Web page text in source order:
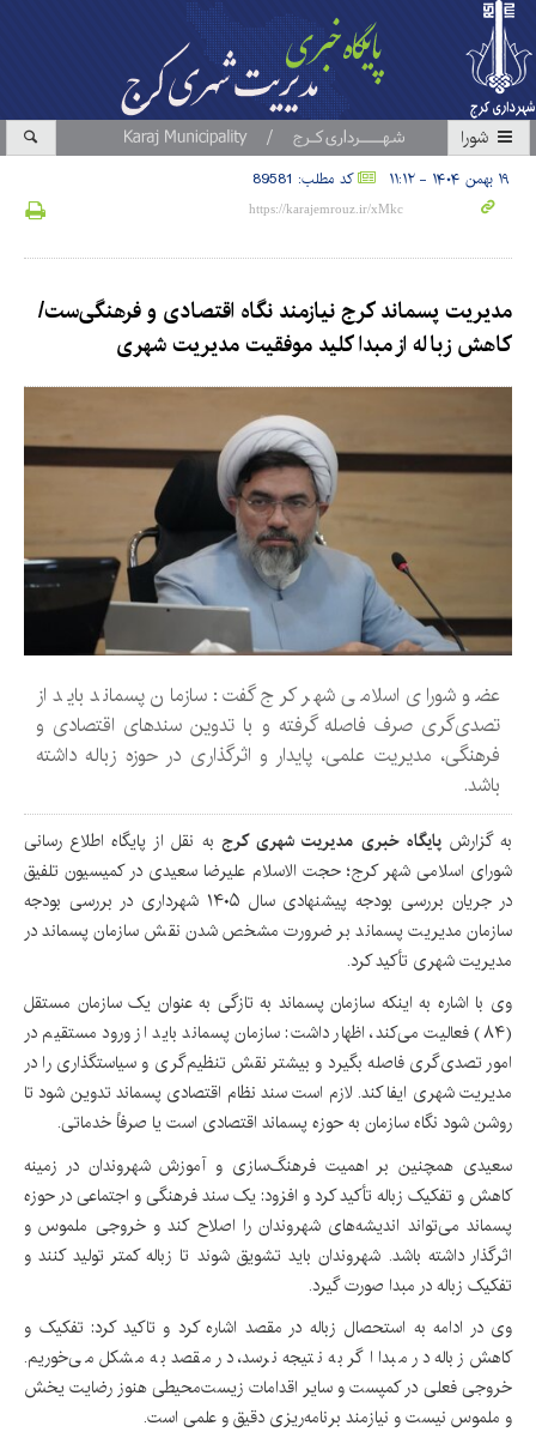
شورا
۱۹ بهمن ۱۴۰۴ - ۱۱:۱۲ کد مطلب: 89581
مدیریت پسماند کرج نیازمند نگاه اقتصادی و فرهنگی‌ست/
کاهش زباله از مبدا کلید موفقیت مدیریت شهری
عضو شورای اسلامی شهر کرج گفت: سازمان پسماند باید از
تصدی‌گری صرف فاصله گرفته و با تدوین سندهای اقتصادی و
فرهنگی، مدیریت علمی، پایدار و اثرگذاری در حوزه زباله داشته
باشد.
به گزارش پایگاه خبری مدیریت شهری کرج به نقل از پایگاه اطلاع رسانی
شورای اسلامی شهر کرج؛ حجت الاسلام علیرضا سعیدی در کمیسیون تلفیق
در جریان بررسی بودجه پیشنهادی سال ۱۴۰۵ شهرداری در بررسی بودجه
سازمان مدیریت پسماند بر ضرورت مشخص شدن نقش سازمان پسماند در
مدیریت شهری تأکید کرد.
وی با اشاره به اینکه سازمان پسماند به تازگی به عنوان یک سازمان مستقل
(۸۴) فعالیت می‌کند، اظهار داشت: سازمان پسماند باید از ورود مستقیم در
امور تصدی‌گری فاصله بگیرد و بیشتر نقش تنظیم‌گری و سیاستگذاری را در
مدیریت شهری ایفا کند. لازم است سند نظام اقتصادی پسماند تدوین شود تا
روشن شود نگاه سازمان به حوزه پسماند اقتصادی است یا صرفاً خدماتی.
سعیدی همچنین بر اهمیت فرهنگ‌سازی و آموزش شهروندان در زمینه
کاهش و تفکیک زباله تأکید کرد و افزود: یک سند فرهنگی و اجتماعی در حوزه
پسماند می‌تواند اندیشه‌های شهروندان را اصلاح کند و خروجی ملموس و
اثرگذار داشته باشد. شهروندان باید تشویق شوند تا زباله کمتر تولید کنند و
تفکیک زباله در مبدا صورت گیرد.
وی در ادامه به استحصال زباله در مقصد اشاره کرد و تاکید کرد: تفکیک و
کاهش زباله در مبدا اگر به نتیجه نرسد، در مقصد به مشکل می‌خوریم.
خروجی فعلی در کمپست و سایر اقدامات زیست‌محیطی هنوز رضایت یخش
و ملموس نیست و نیازمند برنامه‌ریزی دقیق و علمی است.